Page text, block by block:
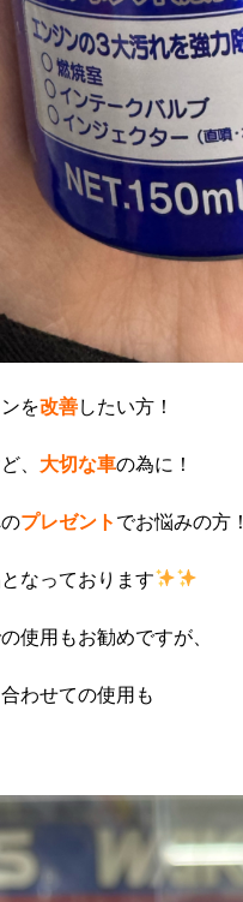
を改善したい方！
、 大切な車の為に！
プレゼント でお悩みの方！
なっております
使用もお勧めですが、
合わせての使用も